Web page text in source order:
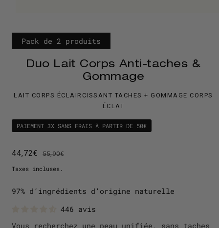
Pack de 2 produits
Duo Lait Corps Anti-taches &
Gommage
LAIT CORPS ÉCLAIRCISSANT TACHES + GOMMAGE CORPS
ÉCLAT
PAIEMENT 3X SANS FRAIS À PARTIR DE 50€
44,72€ 55,90€
Taxes incluses.
97% d’ingrédients d’origine naturelle
446 avis
Vous recherchez une peau unifiée, sans taches